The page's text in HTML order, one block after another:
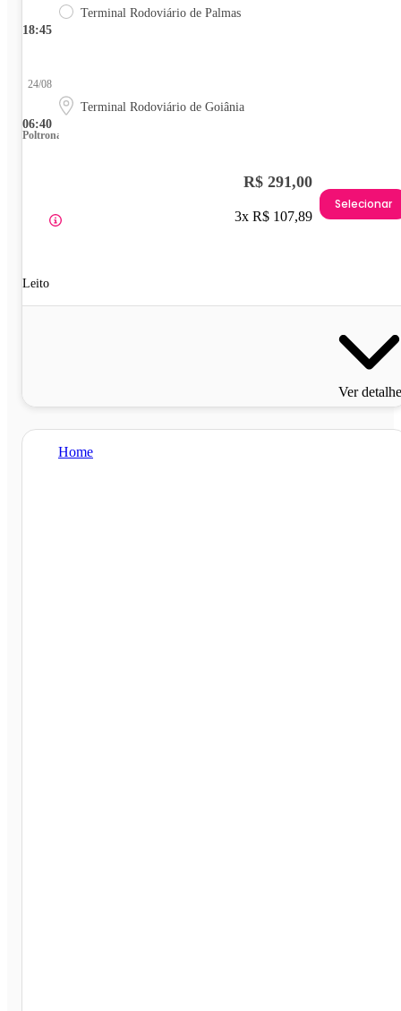
18:45
Terminal Rodoviário de Palmas
06:40
24/08
Terminal Rodoviário de Goiânia
Poltrona
Leito
R$ 291,00
3x R$ 107,89
Selecionar
Ver
Home